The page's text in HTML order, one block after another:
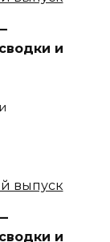
и
и